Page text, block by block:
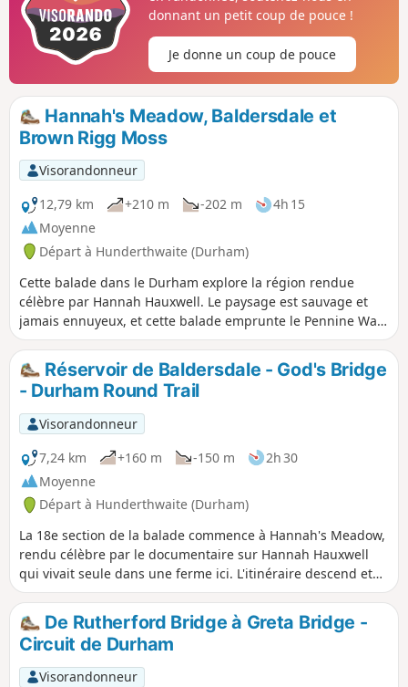
donnant un petit coup de pouce !
Je donne un coup de pouce
Hannah's Meadow, Baldersdale et
Brown Rigg Moss
Visorandonneur
12,79 km
+210 m -202 m
4h 15
Moyenne
Départ à Hunderthwaite (Durham)
Cette balade dans le Durham explore la région rendue
célèbre par Hannah Hauxwell. Le paysage est sauvage et
jamais ennuyeux, et cette balade emprunte le Pennine Way
pour l'explorer.
Réservoir de Baldersdale - God's Bridge
- Durham Round Trail
Visorandonneur
7,24 km
+160 m -150 m
2h 30
Moyenne
Départ à Hunderthwaite (Durham)
La 18e section de la balade commence à Hannah's Meadow,
rendu célèbre par le documentaire sur Hannah Hauxwell
qui vivait seule dans une ferme ici. L'itinéraire descend et
passe par les réservoirs de Balderhead et Blackton avant de
monter à Cotherstone Moor et de finir à la Roman Road.
De Rutherford Bridge à Greta Bridge -
Circuit de Durham
Visorandonneur